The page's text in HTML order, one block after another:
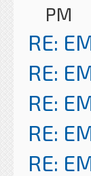
PM
RE:
RE:
RE:
RE:
RE: